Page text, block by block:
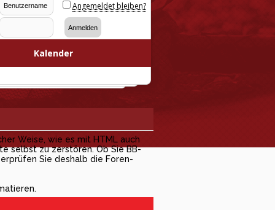
Angemeldet bleiben?
Kalender
Weise, wie es mit HTML auch
selbst zu zerstören. Ob Sie BB-
Sie deshalb die Foren-